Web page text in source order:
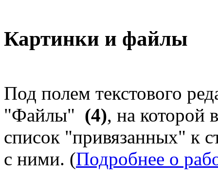
Картинки и файлы
Под полем текстового
"Файлы" (4), на которой
список "привязанных" к
с ними. (Подробнее о